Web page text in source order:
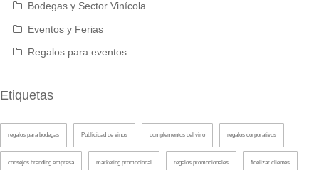
Bodegas y Sector Vinícola
Eventos y Ferias
Regalos para eventos
Etiquetas
regalos para bodegas Publicidad de vinos complementos del vino regalos corporativos
consejos branding empresa marketing promocional regalos promocionales fidelizar clientes